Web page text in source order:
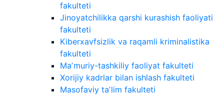
fakulteti
Jinoyatchilikka qarshi kurashish faoliyati
fakulteti
Kiberxavfsizlik va raqamli kriminalistika
fakulteti
Maʼmuriy-tashkiliy faoliyat fakulteti
Xorijiy kadrlar bilan ishlash fakulteti
Masofaviy taʼlim fakulteti